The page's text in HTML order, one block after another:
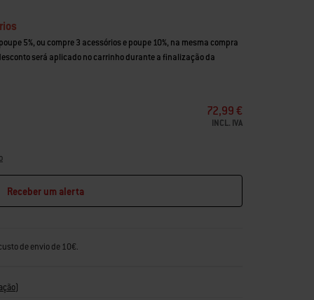
5%, ou compre 3 acessórios e poupe 10%, na mesma compra
será aplicado no carrinho durante a finalização da
72,99 €
INCL. IVA
Receber um alerta
de envio de 10€.
)